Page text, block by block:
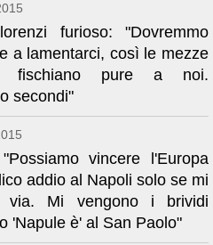
furioso: "Dovremmo
a lamentarci, così le mezze
fischiano pure a noi.
secondi"
vincere l'Europa
addio al Napoli solo se mi
via. Mi vengono i brividi
'Napule è' al San Paolo"